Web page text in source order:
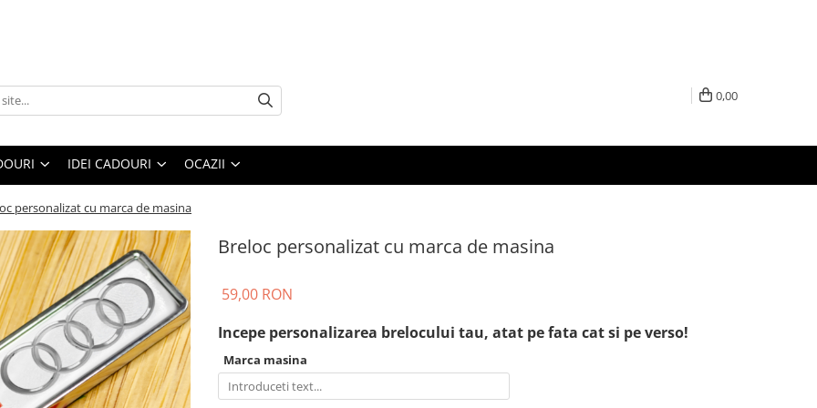
0,00
IDEI CADOURI OCAZII
personalizat cu marca de masina
Breloc personalizat cu marca de masina
59,00 RON
Incepe personalizarea brelocului tau, atat pe fata cat si pe verso!
Marca masina